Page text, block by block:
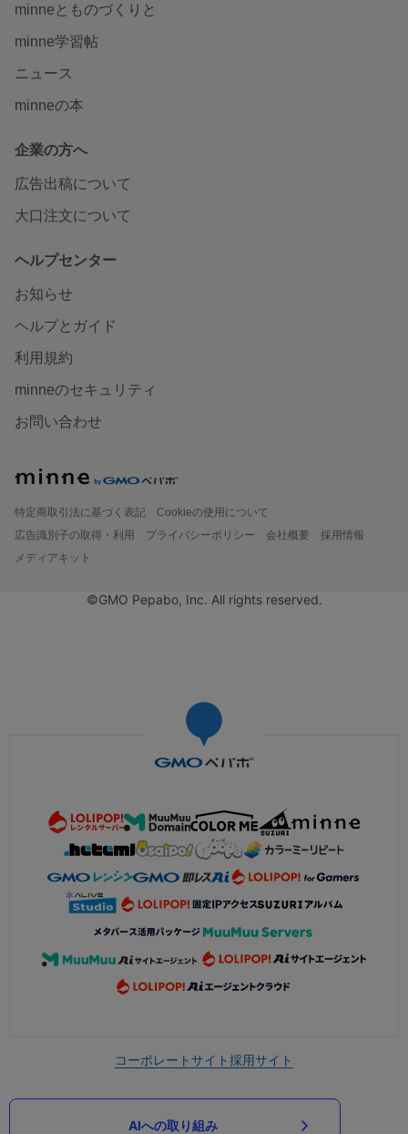
minneとものづくりと
minne学習帖
ニュース
minneの本
企業の方へ
広告出稿について
大口注文について
ヘルプセンター
お知らせ
ヘルプとガイド
利用規約
minneのセキュリティ
お問い合わせ
特定商取引法に基づく表記
Cookieの使用について
広告識別子の取得・利用
プライバシーポリシー 会社概要
採用情報
メディアキット
©GMO Pepabo, Inc. All rights reserved.
コーポレートサイト採用サイト
AIへの取り組み